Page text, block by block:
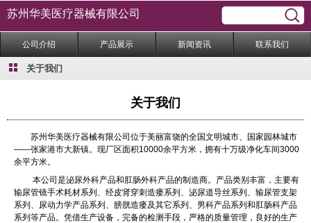
苏州华美医疗器械有限公司
公司介绍 产品展示 新闻资讯 联系我们
关于我们
关于我们
苏州华美医疗器械有限公司位于美丽富饶的全国文明城市、国家园林城市
——张家港市大新镇。现厂区面积10000余平方米，拥有十万级净化车间3000
余平方米。
本公司是泌尿外科产品和肛肠外科产品的制造商。产品类别丰富，主要有
输尿管镜手术耗材系列、经皮肾穿刺造瘘系列、泌尿道导丝系列、输尿管支架
系列、尿动力学产品系列、膀胱造瘘及其它系列、男科产品系列和肛肠科产品
系列等产品。凭借生产设备，完备的检测手段，严格的质量管理，良好的生产